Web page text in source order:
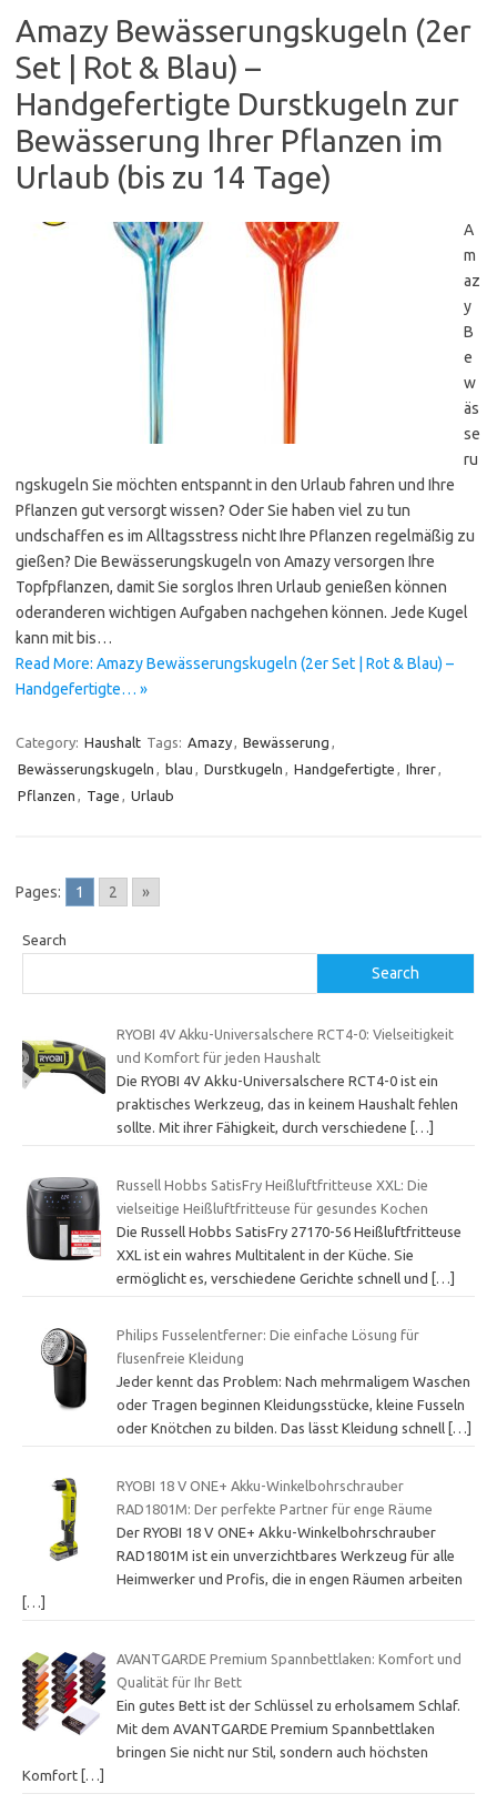
Amazy Bewässerungskugeln (2er
Set | Rot & Blau) –
Handgefertigte Durstkugeln zur
Bewässerung Ihrer Pflanzen im
Urlaub (bis zu 14 Tage)
A
m
az
y
B
e
w
äs
se
ru
ngskugeln Sie möchten entspannt in den Urlaub fahren und Ihre
Pflanzen gut versorgt wissen? Oder Sie haben viel zu tun
undschaffen es im Alltagsstress nicht Ihre Pflanzen regelmäßig zu
gießen? Die Bewässerungskugeln von Amazy versorgen Ihre
Topfpflanzen, damit Sie sorglos Ihren Urlaub genießen können
oderanderen wichtigen Aufgaben nachgehen können. Jede Kugel
kann mit bis…
Read More: Amazy Bewässerungskugeln (2er Set | Rot & Blau) –
Handgefertigte… »
Category: Haushalt Tags: Amazy, Bewässerung ,
Bewässerungskugeln , blau , Durstkugeln , Handgefertigte , Ihrer,
Pflanzen , Tage , Urlaub
Pages: 1 2 »
Search
Search
RYOBI 4V Akku-Universalschere RCT4-0: Vielseitigkeit
und Komfort für jeden Haushalt
Die RYOBI 4V Akku-Universalschere RCT4-0 ist ein
praktisches Werkzeug, das in keinem Haushalt fehlen
sollte. Mit ihrer Fähigkeit, durch verschiedene
[…]
Russell Hobbs SatisFry Heißluftfritteuse XXL: Die
vielseitige Heißluftfritteuse für gesundes Kochen
Die Russell Hobbs SatisFry 27170-56 Heißluftfritteuse
XXL ist ein wahres Multitalent in der Küche. Sie
ermöglicht es, verschiedene Gerichte schnell und […]
Philips Fusselentferner: Die einfache Lösung für
flusenfreie Kleidung
Jeder kennt das Problem: Nach mehrmaligem Waschen
oder Tragen beginnen Kleidungsstücke, kleine Fusseln
oder Knötchen zu bilden. Das lässt Kleidung schnell […]
RYOBI 18 V ONE+ Akku-Winkelbohrschrauber
RAD1801M: Der perfekte Partner für enge Räume
Der RYOBI 18 V ONE+ Akku-Winkelbohrschrauber
RAD1801M ist ein unverzichtbares Werkzeug für alle
Heimwerker und Profis, die in engen Räumen arbeiten
[…]
AVANTGARDE Premium Spannbettlaken: Komfort und
Qualität für Ihr Bett
Ein gutes Bett ist der Schlüssel zu erholsamem Schlaf.
Mit dem AVANTGARDE Premium Spannbettlaken
bringen Sie nicht nur Stil, sondern auch höchsten
Komfort […]